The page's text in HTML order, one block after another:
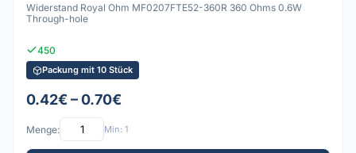
Widerstand Royal Ohm MF0207FTE52-360R 360 Ohms 0.6W
Through-hole
450
Packung mit 10 Stück
0.42€ – 0.70€
Menge: Min: 1